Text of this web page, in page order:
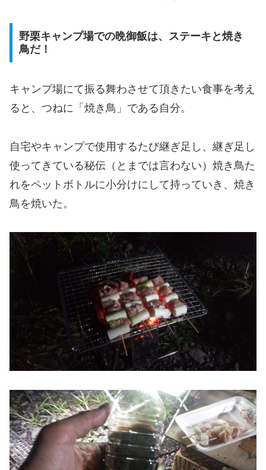
野栗キャンプ場での晩御飯は、ステーキと焼き
鳥だ！
キャンプ場にて振る舞わさせて頂きたい食事を考え
ると、つねに「焼き鳥」である自分。
自宅やキャンプで使用するたび継ぎ足し、継ぎ足し
使ってきている秘伝（とまでは言わない）焼き鳥た
れをペットボトルに小分けにして持っていき、焼き
鳥を焼いた。